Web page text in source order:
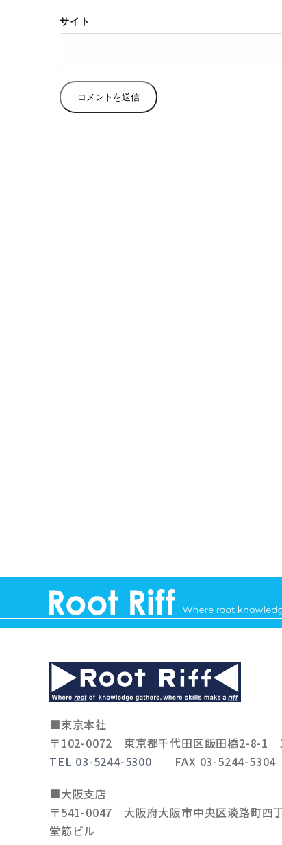
サイト
■東京本社
〒102-0072
東京都千代田区飯田橋2-8-1
TEL 03-5244-5300
FAX 03-5244-5304
■大阪支店
〒541-0047
大阪府大阪市中央区淡路町四
堂筋ビル